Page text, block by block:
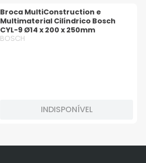
Broca MultiConstruction e
Multimaterial Cilíndrico Bosch
CYL-9 Ø14 x 200 x 250mm
BOSCH
INDISPONÍVEL